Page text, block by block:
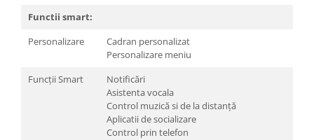
Functii smart:
Personalizare
Cadran personalizat
Personalizare meniu
Funcții Smart
Notificări
Asistenta vocala
Control muzică si de la distanță
Aplicatii de socializare
Control prin telefon